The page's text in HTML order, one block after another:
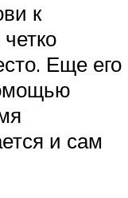
к
Еще его
и сам